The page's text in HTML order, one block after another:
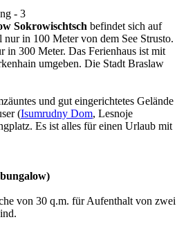
- 3
Sokrowischtsch befindet sich auf
in 100 Meter von dem See Strusto.
in 300 Meter. Das Ferienhaus ist mit
umgeben. Die Stadt Braslaw
und gut eingerichtetes Gelände
(Isumrudny Dom, Lesnoje
Es ist alles für einen Urlaub mit
von 30 q.m. für Aufenthalt von zwei